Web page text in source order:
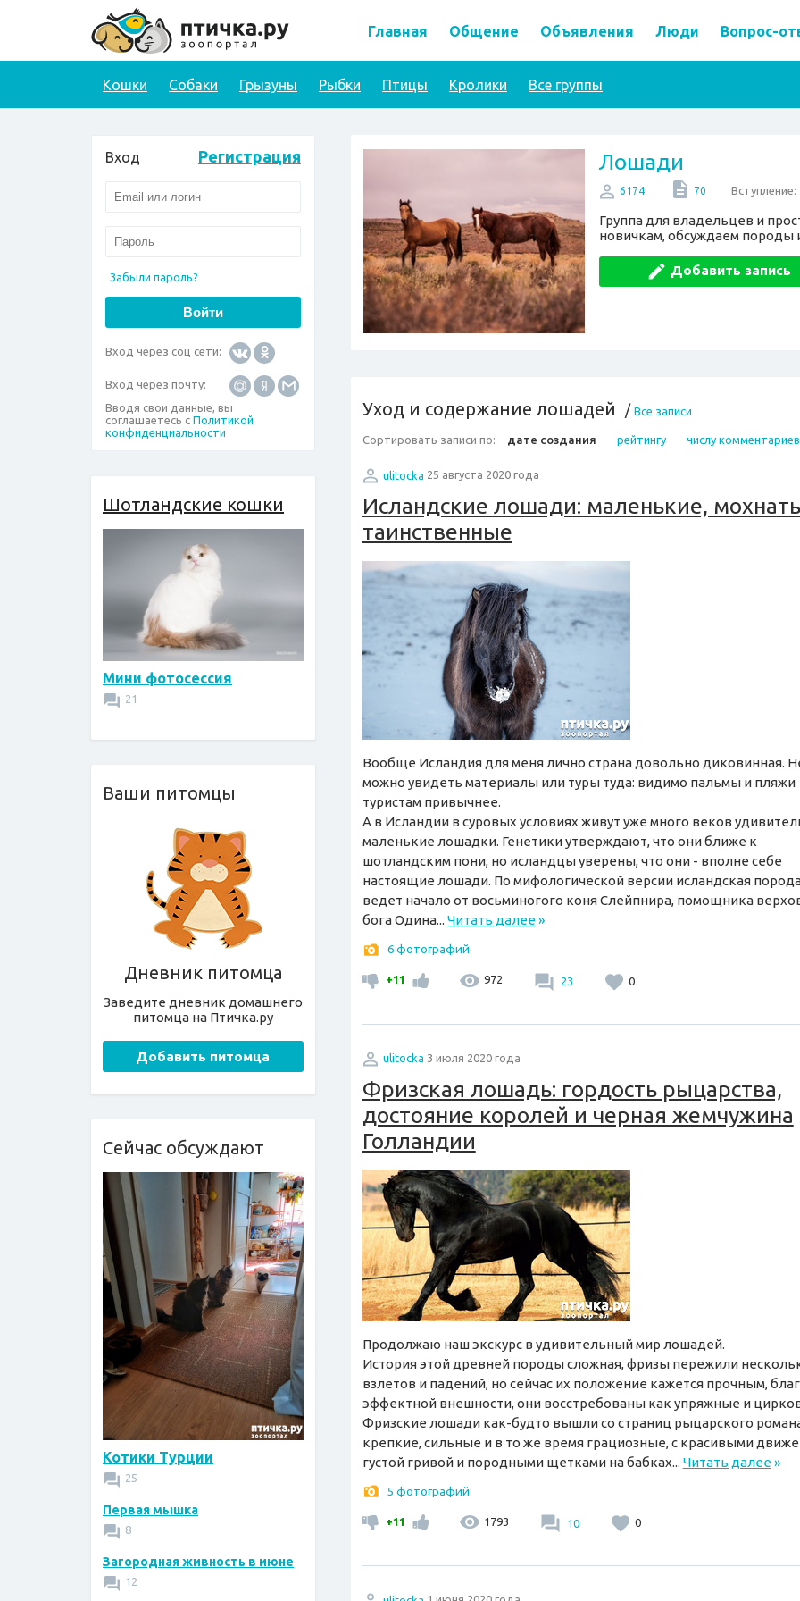
Главная Общение Объявления Люди Вопрос-
Кошки Собаки Грызуны Рыбки Птицы Кролики Все группы
Вход Регистрация
Забыли пароль?
Вход через соц сети:
Вход через почту:
Вводя свои данные, вы
соглашаетесь с Политикой
конфиденциальности
Шотландские кошки
Мини фотосессия
21
Ваши питомцы
Дневник питомца
Заведите дневник домашнего
питомца на Птичка.ру
Добавить питомца
Сейчас обсуждают
Котики Турции
25
Первая мышка
8
Загородная живность в июне
12
Лошади
6174 70 Вступление:
Группа для владельцев и
новичкам, обсуждаем породы
Добавить запись
Уход и содержание лошадей / Все записи
Сортировать записи по: дате создания рейтингу числу комментариев
ulitocka 25 августа 2020 года
Исландские лошади: маленькие,
таинственные
Вообще Исландия для меня лично страна довольно диковинная.
можно увидеть материалы или туры туда: видимо пальмы и пляжи
туристам привычнее.
А в Исландии в суровых условиях живут уже много веков
маленькие лошадки. Генетики утверждают, что они ближе к
шотландским пони, но исландцы уверены, что они - вполне себе
настоящие лошади. По мифологической версии исландская
ведет начало от восьминогого коня Слейпнира, помощника
бога Одина... Читать далее»
6 фотографий
+11 972 23 0
ulitocka 3 июля 2020 года
Фризская лошадь: гордость рыцарства,
достояние королей и черная жемчужина
Голландии
Продолжаю наш экскурс в удивительный мир лошадей.
История этой древней породы сложная, фризы пережили
взлетов и падений, но сейчас их положение кажется прочным,
эффектной внешности, они восстребованы как упряжные и
Фризские лошади как-будто вышли со страниц рыцарского
крепкие, сильные и в то же время грациозные, с красивыми
густой гривой и породными щетками на бабках... Читать далее»
5 фотографий
+11 1793 10 0